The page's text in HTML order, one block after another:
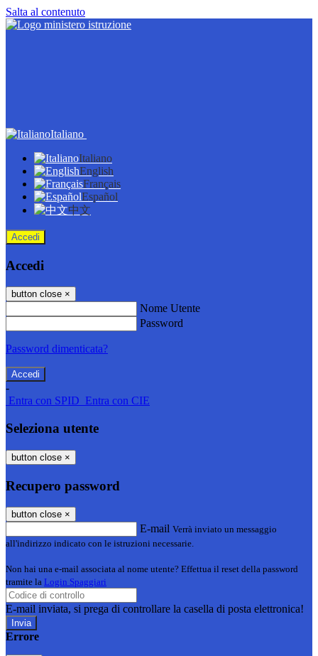
Salta al contenuto
Italiano
Italiano
English
Français
Español
中文
Accedi
Accedi
button close ×
Nome Utente
Password
Password dimenticata?
-
Entra con SPID Entra con CIE
Seleziona utente
button close ×
Recupero password
button close ×
E-mail Verrà inviato un messaggio
all'indirizzo indicato con le istruzioni necessarie.
Non hai una e-mail associata al nome utente? Effettua il reset della password
tramite la Login Spaggiari
E-mail inviata, si prega di controllare la casella di posta elettronica!
Errore